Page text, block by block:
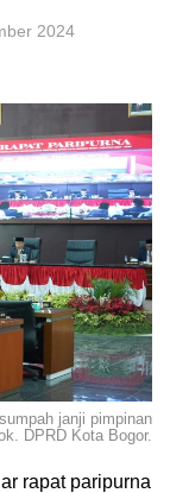
2024
janji pimpinan
DPRD Kota Bogor.
rapat paripurna